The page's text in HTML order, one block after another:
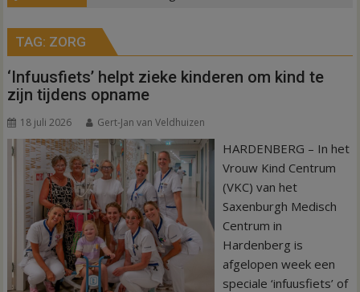
TAG: ZORG
‘Infuusfiets’ helpt zieke kinderen om kind te
zijn tijdens opname
18 juli 2026 Gert-Jan van Veldhuizen
HARDENBERG – In het
Vrouw Kind Centrum
(VKC) van het
Saxenburgh Medisch
Centrum in
Hardenberg is
afgelopen week een
speciale ‘infuusfiets’ of